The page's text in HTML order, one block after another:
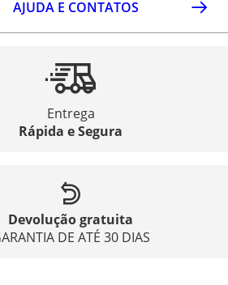
AJUDA E CONTATOS
Entrega
Rápida e Segura
Devolução gratuita
DE ATÉ 30 DIAS